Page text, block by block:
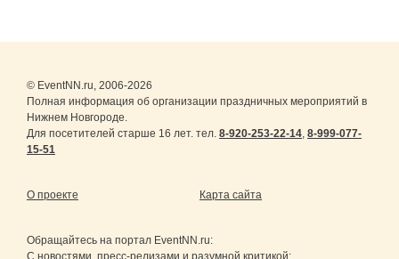
© EventNN.ru, 2006-2026
Полная информация об организации праздничных мероприятий в
Нижнем Новгороде.
Для посетителей старше 16 лет. тел. 8-920-253-22-14, 8-999-077-
15-51
О проекте Карта сайта
Обращайтесь на портал EventNN.ru:
С новостями, пресс-релизами и разумной критикой: